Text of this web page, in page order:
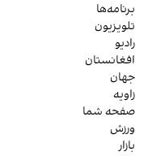
برنامه‌ها
تلویزیون
رادیو
افغانستان
جهان
زاویه
صفحه شما
ورزش
بازار